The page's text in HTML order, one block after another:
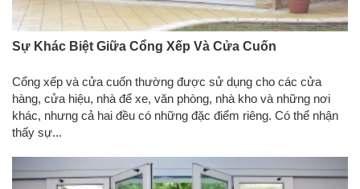
Sự Khác Biệt Giữa Cổng Xếp Và Cửa Cuốn
Cổng xếp và cửa cuốn thường được sử dụng cho các cửa
hàng, cửa hiệu, nhà để xe, văn phòng, nhà kho và những nơi
khác, nhưng cả hai đều có những đặc điểm riêng. Có thể nhận
thấy sự...